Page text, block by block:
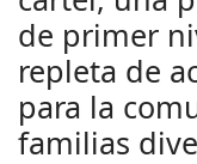
de primer
repleta de
para la
familias